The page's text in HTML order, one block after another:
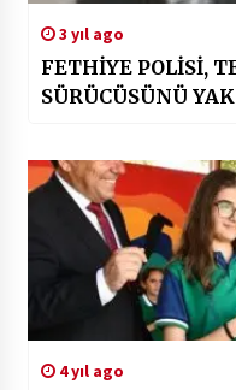
3 yıl ago
FETHİYE POLİSİ,
SÜRÜCÜSÜNÜ
4 yıl ago